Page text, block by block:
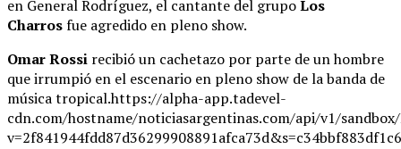
en General Rodríguez, el cantante del grupoLos
Charrosfue agredido en pleno show.
Omar Rossi recibió un cachetazo por parte de un hombre
que irrumpió en el escenario en pleno show de la banda de
música tropical.https://alpha-app.tadevel-
cdn.com/hostname/noticiasargentinas.com/api/v1/sandbox/